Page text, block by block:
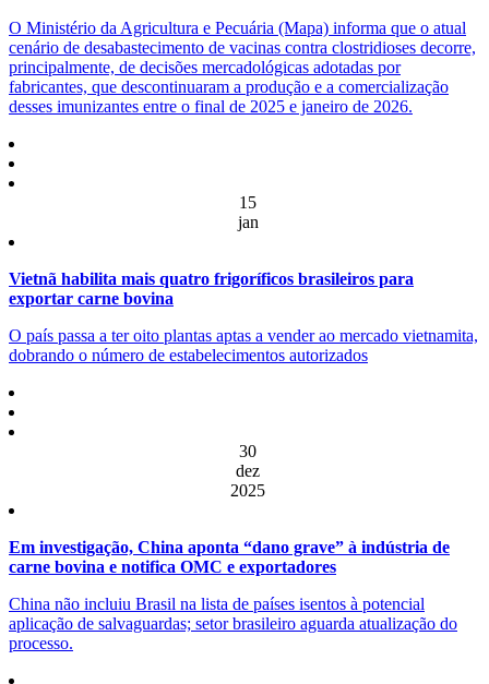
O Ministério da Agricultura e Pecuária (Mapa) informa que o atual
cenário de desabastecimento de vacinas contra clostridioses decorre,
principalmente, de decisões mercadológicas adotadas por
fabricantes, que descontinuaram a produção e a comercialização
desses imunizantes entre o final de 2025 e janeiro de 2026.
15
jan
Vietnã habilita mais quatro frigoríficos brasileiros para
exportar carne bovina
O país passa a ter oito plantas aptas a vender ao mercado vietnamita,
dobrando o número de estabelecimentos autorizados
30
dez
2025
Em investigação, China aponta “dano grave” à indústria de
carne bovina e notifica OMC e exportadores
China não incluiu Brasil na lista de países isentos à potencial
aplicação de salvaguardas; setor brasileiro aguarda atualização do
processo.